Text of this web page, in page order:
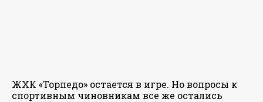
ЖХК «Торпедо» остается в игре. Но вопросы к
спортивным чиновникам все же остались